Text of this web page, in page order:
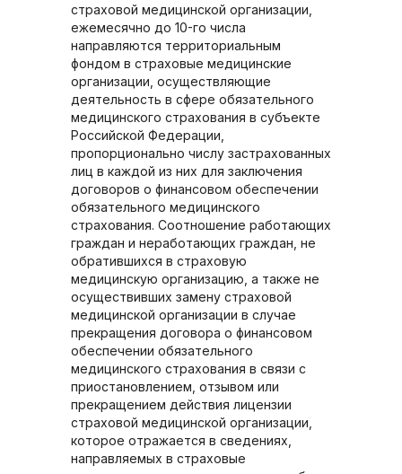
страховой медицинской организации,
ежемесячно до 10-го числа
направляются территориальным
фондом в страховые медицинские
организации, осуществляющие
деятельность в сфере обязательного
медицинского страхования в субъекте
Российской Федерации,
пропорционально числу застрахованных
лиц в каждой из них для заключения
договоров о финансовом обеспечении
обязательного медицинского
страхования. Соотношение работающих
граждан и неработающих граждан, не
обратившихся в страховую
медицинскую организацию, а также не
осуществивших замену страховой
медицинской организации в случае
прекращения договора о финансовом
обеспечении обязательного
медицинского страхования в связи с
приостановлением, отзывом или
прекращением действия лицензии
страховой медицинской организации,
которое отражается в сведениях,
направляемых в страховые